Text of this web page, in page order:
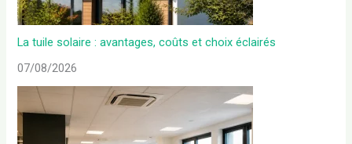
La tuile solaire : avantages, coûts et choix éclairés
07/08/2026